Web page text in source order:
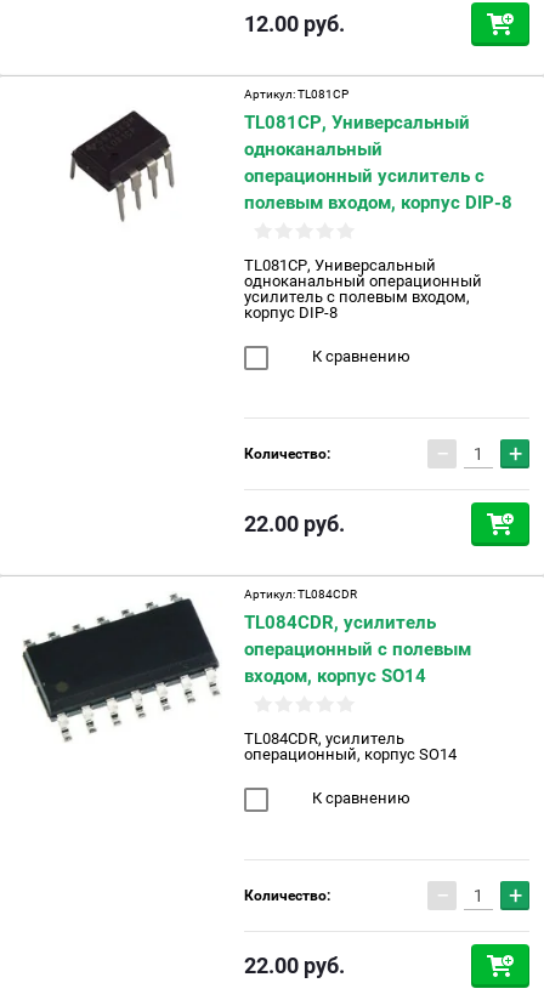
12.00 руб.
Артикул:TL081CP
TL081CP, Универсальный
одноканальный
операционный усилитель с
полевым входом, корпус DIP-8
TL081CP, Универсальный
одноканальный операционный
усилитель с полевым входом,
корпус DIP-8
К сравнению
Количество: − +
22.00 руб.
Артикул:TL084CDR
TL084CDR, усилитель
операционный с полевым
входом, корпус SO14
TL084CDR, усилитель
операционный, корпус SO14
К сравнению
Количество: − +
22.00 руб.